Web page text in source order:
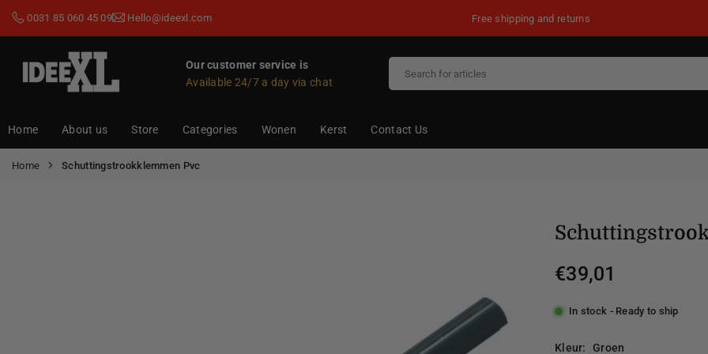
0031 85 060 45 09 Hello@ideexl.com Free shipping and returns
Our customer service is
Available 24/7 a day via chat
Home About us Store Categories Wonen Kerst Contact Us
Home Schuttingstrookklemmen Pvc
Regular
€39,01
In stock - Ready to ship
Kleur: Groen